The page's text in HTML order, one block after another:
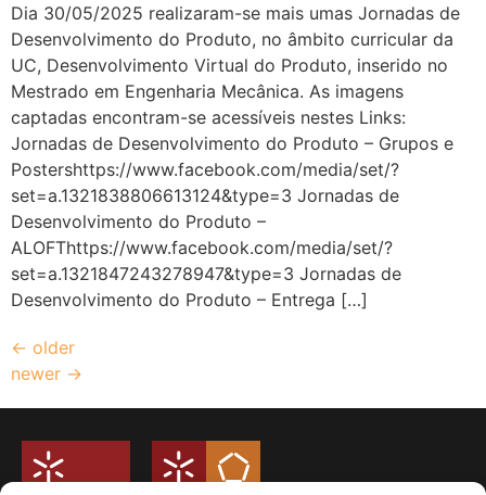
Dia 30/05/2025 realizaram-se mais umas Jornadas de
Desenvolvimento do Produto, no âmbito curricular da
UC, Desenvolvimento Virtual do Produto, inserido no
Mestrado em Engenharia Mecânica. As imagens
captadas encontram-se acessíveis nestes Links:
Jornadas de Desenvolvimento do Produto – Grupos e
Postershttps://www.facebook.com/media/set/?
set=a.1321838806613124&type=3 Jornadas de
Desenvolvimento do Produto –
ALOFThttps://www.facebook.com/media/set/?
set=a.1321847243278947&type=3 Jornadas de
Desenvolvimento do Produto – Entrega […]
← older
newer →